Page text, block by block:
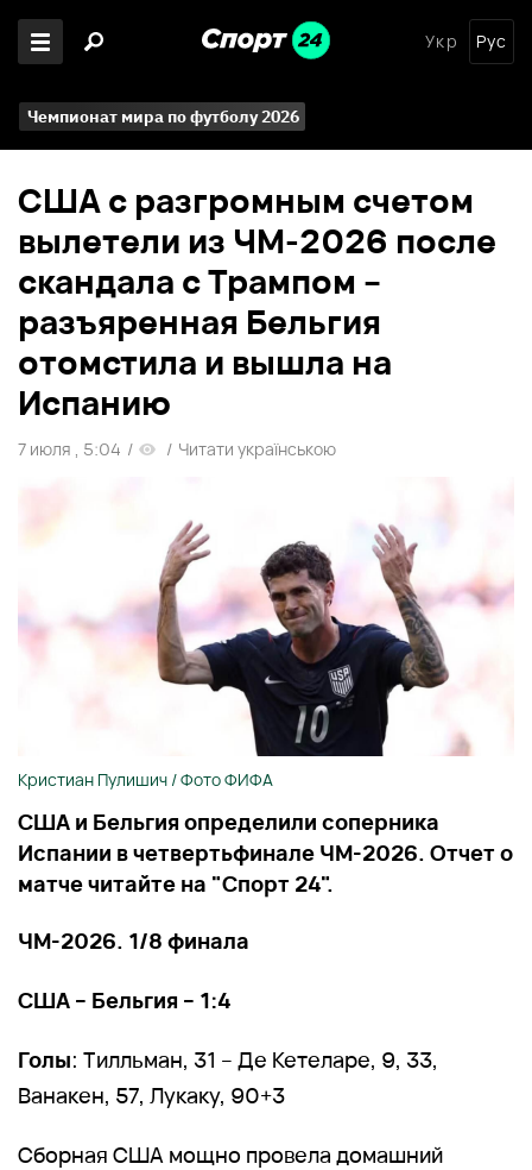
Укр Рус
Чемпионат мира по футболу 2026
США с разгромным счетом
вылетели из ЧМ-2026 после
скандала с Трампом –
разъяренная Бельгия
отомстила и вышла на
Испанию
7 июля , 5:04 / / Читати українською
Кристиан Пулишич / Фото ФИФА
США и Бельгия определили соперника
Испании в четвертьфинале ЧМ-2026. Отчет о
матче читайте на "Спорт 24".
ЧМ-2026. 1/8 финала
США – Бельгия – 1:4
Голы: Тилльман, 31 – Де Кетеларе, 9, 33,
Ванакен, 57, Лукаку, 90+3
Сборная США мощно провела домашний